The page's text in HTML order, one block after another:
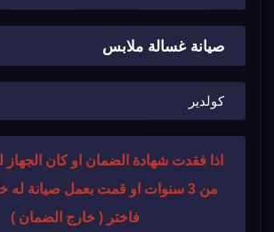
اذا فقدت شهادة الضمان او كان الجهاز
من 3 سنوات او قمت بعمل صيانة له
فاختر ( خارج الضمان )